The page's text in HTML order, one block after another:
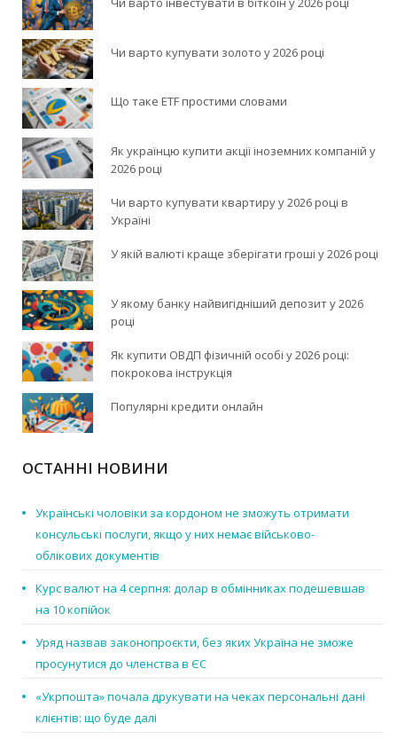
Чи варто купувати золото у 2026 році
Що таке ETF простими словами
Як українцю купити акції іноземних компаній у
2026 році
Чи варто купувати квартиру у 2026 році в
Україні
У якій валюті краще зберігати гроші у 2026 році
У якому банку найвигідніший депозит у 2026
році
Як купити ОВДП фізичній особі у 2026 році:
покрокова інструкція
Популярні кредити онлайн
ОСТАННІ НОВИНИ
Українські чоловіки за кордоном не зможуть отримати
консульські послуги, якщо у них немає військово-
облікових документів
Курс валют на 4 серпня: долар в обмінниках подешевшав
на 10 копійок
Уряд назвав законопроєкти, без яких Україна не зможе
просунутися до членства в ЄС
«Укрпошта» почала друкувати на чеках персональні дані
клієнтів: що буде далі